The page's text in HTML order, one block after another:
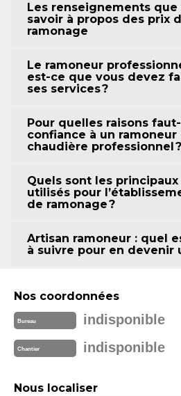
Les renseignements que
savoir à propos des prix
ramonage
Le ramoneur
est-ce que vous devez
ses services ?
Pour quelles raisons
confiance à un ramoneur
chaudière professionnel ?
Quels sont les
utilisés pour
de ramonage ?
Artisan ramoneur : quel
à suivre pour en devenir
Nos coordonnées
Bureau indisponible
Chantier indisponible
Nous localiser